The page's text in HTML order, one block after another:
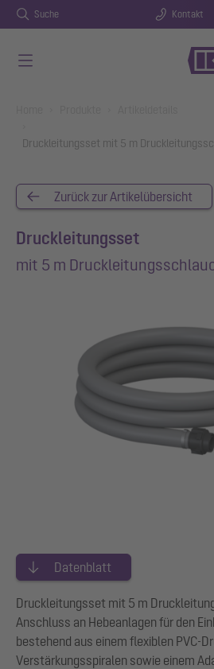
Suche Kontakt
Druckleitungsset mit 5 m
Zurück zur Artikelübersicht
Druckleitungsset
mit 5 m
Datenblatt
Druckleitungsset mit 5 m
Anschluss an Hebeanlagen für den
bestehend aus einem flexiblen PVC-
Verstärkungsspiralen sowie einem